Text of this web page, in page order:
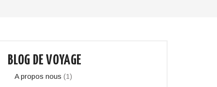
BLOG DE VOYAGE
A propos nous (1)